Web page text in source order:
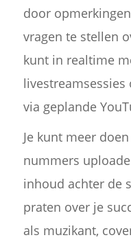
door
vragen te stellen
kunt in realtime
via geplande
Je kunt meer
nummers
inhoud achter de
praten over je
als muzikant,